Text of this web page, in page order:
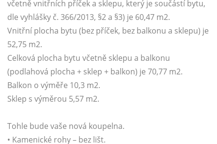
včetně vnitřních příček a sklepu, který je součástí bytu,
dle vyhlášky č. 366/2013, §2 a §3) je 60,47 m2.
Vnitřní plocha bytu (bez příček, bez balkonu a sklepu) je
52,75 m2.
Celková plocha bytu včetně sklepu a balkonu
(podlahová plocha + sklep + balkon) je 70,77 m2.
Balkon o výměře 10,3 m2.
Sklep s výměrou 5,57 m2.
Tohle bude vaše nová koupelna.
• Kamenické rohy – bez lišt.